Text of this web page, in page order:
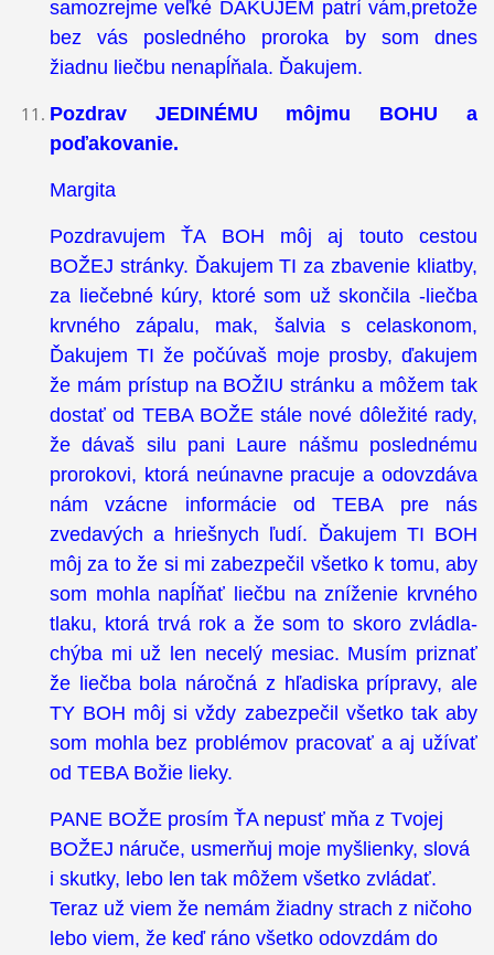
samozrejme veľké ĎAKUJEM patrí vám,pretože
bez vás posledného proroka by som dnes
žiadnu liečbu nenapĺňala. Ďakujem.
Pozdrav JEDINÉMU môjmu BOHU a
poďakovanie.
Margita
Pozdravujem ŤA BOH môj aj touto cestou
BOŽEJ stránky. Ďakujem TI za zbavenie kliatby,
za liečebné kúry, ktoré som už skončila -liečba
krvného zápalu, mak, šalvia s celaskonom,
Ďakujem TI že počúvaš moje prosby, ďakujem
že mám prístup na BOŽIU stránku a môžem tak
dostať od TEBA BOŽE stále nové dôležité rady,
že dávaš silu pani Laure nášmu poslednému
prorokovi, ktorá neúnavne pracuje a odovzdáva
nám vzácne informácie od TEBA pre nás
zvedavých a hriešnych ľudí. Ďakujem TI BOH
môj za to že si mi zabezpečil všetko k tomu, aby
som mohla napĺňať liečbu na zníženie krvného
tlaku, ktorá trvá rok a že som to skoro zvládla-
chýba mi už len necelý mesiac. Musím priznať
že liečba bola náročná z hľadiska prípravy, ale
TY BOH môj si vždy zabezpečil všetko tak aby
som mohla bez problémov pracovať a aj užívať
od TEBA Božie lieky.
PANE BOŽE prosím ŤA nepusť mňa z Tvojej
BOŽEJ náruče, usmerňuj moje myšlienky, slová
i skutky, lebo len tak môžem všetko zvládať.
Teraz už viem že nemám žiadny strach z ničoho
lebo viem, že keď ráno všetko odovzdám do